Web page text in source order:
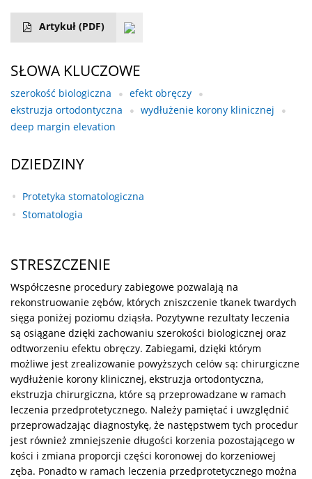
Artykuł (PDF)
SŁOWA KLUCZOWE
szerokość biologiczna
efekt obręczy
ekstruzja ortodontyczna
wydłużenie korony klinicznej
deep margin elevation
DZIEDZINY
Protetyka stomatologiczna
Stomatologia
STRESZCZENIE
Współczesne procedury zabiegowe pozwalają na
rekonstruowanie zębów, których zniszczenie tkanek twardych
sięga poniżej poziomu dziąsła. Pozytywne rezultaty leczenia
są osiągane dzięki zachowaniu szerokości biologicznej oraz
odtworzeniu efektu obręczy. Zabiegami, dzięki którym
możliwe jest zrealizowanie powyższych celów są: chirurgiczne
wydłużenie korony klinicznej, ekstruzja ortodontyczna,
ekstruzja chirurgiczna, które są przeprowadzane w ramach
leczenia przedprotetycznego. Należy pamiętać i uwzględnić
przeprowadzając diagnostykę, że następstwem tych procedur
jest również zmniejszenie długości korzenia pozostającego w
kości i zmiana proporcji części koronowej do korzeniowej
zęba. Ponadto w ramach leczenia przedprotetycznego można